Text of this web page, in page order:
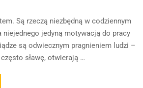
Są rzeczą niezbędną w codziennym
niejednego jedyną motywacją do pracy
są odwiecznym pragnieniem ludzi –
sławę, otwierają …